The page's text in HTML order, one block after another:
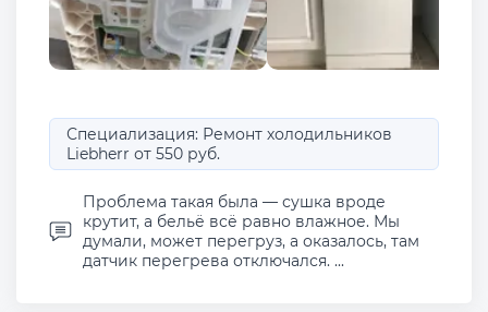
Специализация: Ремонт холодильников
Liebherr от 550 руб.
Проблема такая была — сушка вроде
крутит, а бельё всё равно влажное. Мы
думали, может перегруз, а оказалось, там
датчик перегрева отключался. ...